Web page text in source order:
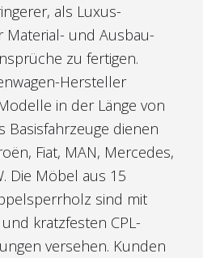
als Luxus-
Material- und Ausbau-
zu fertigen.
Hersteller
in der Länge von
Basisfahrzeuge dienen
Fiat, MAN, Mercedes,
Die Möbel aus 15
sind mit
kratzfesten CPL-
versehen. Kunden